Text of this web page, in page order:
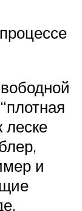
леске
и